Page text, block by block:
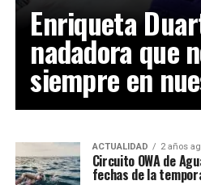
Enriqueta
nadadora que
siempre en
ACTUALIDAD 2 años
Circuito OWA de
fechas de la